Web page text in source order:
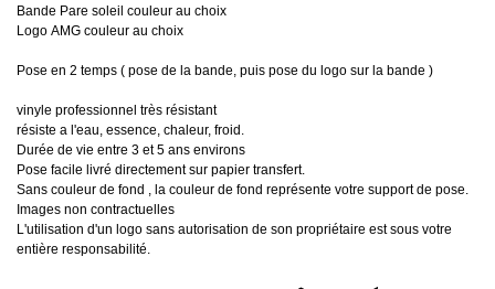
Bande Pare soleil couleur au choix
Logo AMG couleur au choix
Pose en 2 temps ( pose de la bande, puis pose du logo sur la bande )
vinyle professionnel très résistant
résiste a l'eau, essence, chaleur, froid.
Durée de vie entre 3 et 5 ans environs
Pose facile livré directement sur papier transfert.
Sans couleur de fond , la couleur de fond représente votre support de pose.
Images non contractuelles
L'utilisation d'un logo sans autorisation de son propriétaire est sous votre
entière responsabilité.